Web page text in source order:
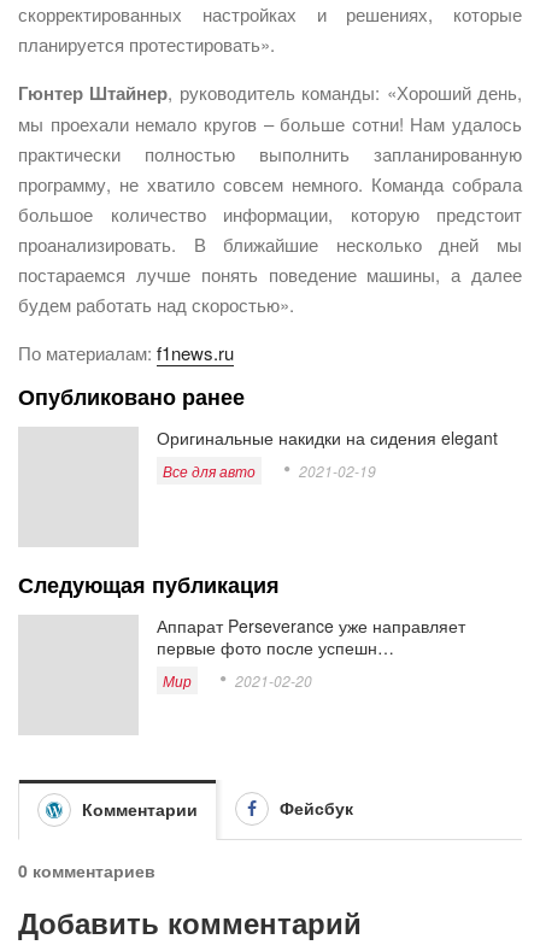
скорректированных настройках и решениях, которые
планируется протестировать».
Гюнтер Штайнер, руководитель команды: «Хороший день,
мы проехали немало кругов – больше сотни! Нам удалось
практически полностью выполнить запланированную
программу, не хватило совсем немного. Команда собрала
большое количество информации, которую предстоит
проанализировать. В ближайшие несколько дней мы
постараемся лучше понять поведение машины, а далее
будем работать над скоростью».
По материалам: f1news.ru
Опубликовано ранее
Оригинальные накидки на сидения elegant
Все для авто 2021-02-19
Следующая публикация
Аппарат Perseverance уже направляет
первые фото после успешн…
Мир 2021-02-20
Комментарии Фейсбук
0 комментариев
Добавить комментарий